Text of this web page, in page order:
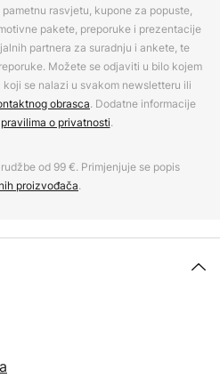
rasvjetu, kupone za popuste,
pakete, preporuke i prezentacije
partnera za suradnju i ankete, te
Možete se odjaviti u bilo kojem
se nalazi u svakom newsletteru ili
obrasca. Dodatne informacije
pravilima o privatnosti.
od 99 €. Primjenjuje se popis
proizvođača.